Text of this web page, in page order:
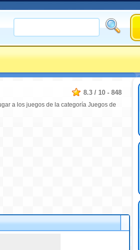
8.3 / 10 - 848
a los juegos de la categoría Juegos de